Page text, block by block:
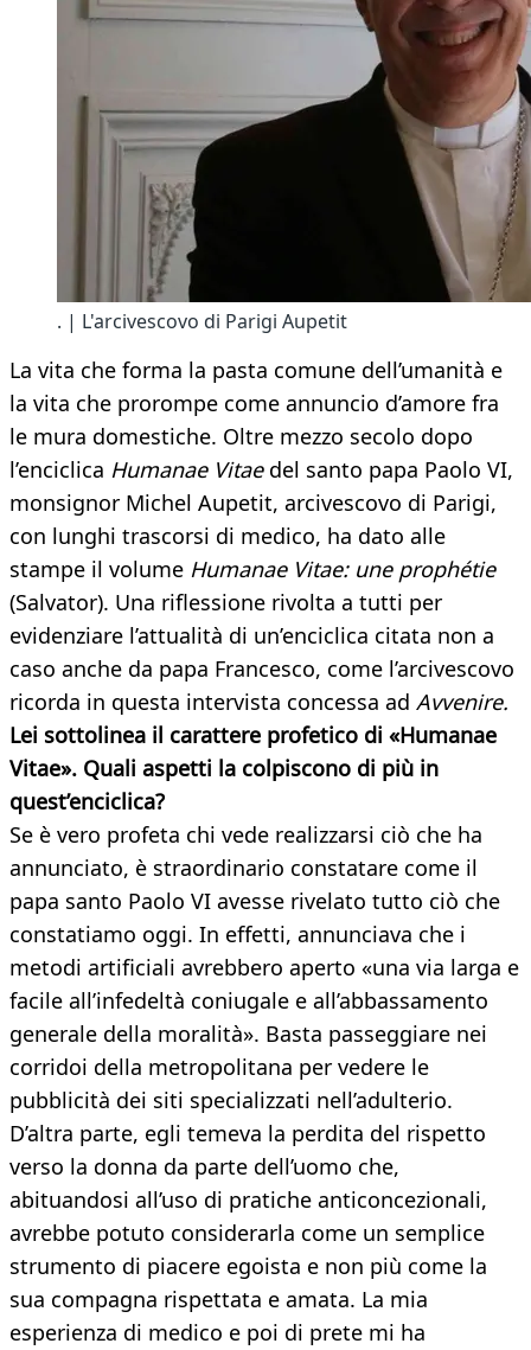
. | L'arcivescovo di Parigi Aupetit
La vita che forma la pasta comune dell’umanità e
la vita che prorompe come annuncio d’amore fra
le mura domestiche. Oltre mezzo secolo dopo
l’enciclica Humanae Vitaedel santo papa Paolo VI,
monsignor Michel Aupetit, arcivescovo di Parigi,
con lunghi trascorsi di medico, ha dato alle
stampe il volume Humanae Vitae: une prophétie
(Salvator). Una riflessione rivolta a tutti per
evidenziare l’attualità di un’enciclica citata non a
caso anche da papa Francesco, come l’arcivescovo
ricorda in questa intervista concessa ad Avvenire.
Lei sottolinea il carattere profetico di «Humanae
Vitae». Quali aspetti la colpiscono di più in
quest’enciclica?
Se è vero profeta chi vede realizzarsi ciò che ha
annunciato, è straordinario constatare come il
papa santo Paolo VI avesse rivelato tutto ciò che
constatiamo oggi. In effetti, annunciava che i
metodi artificiali avrebbero aperto «una via larga e
facile all’infedeltà coniugale e all’abbassamento
generale della moralità». Basta passeggiare nei
corridoi della metropolitana per vedere le
pubblicità dei siti specializzati nell’adulterio.
D’altra parte, egli temeva la perdita del rispetto
verso la donna da parte dell’uomo che,
abituandosi all’uso di pratiche anticoncezionali,
avrebbe potuto considerarla come un semplice
strumento di piacere egoista e non più come la
sua compagna rispettata e amata. La mia
esperienza di medico e poi di prete mi ha